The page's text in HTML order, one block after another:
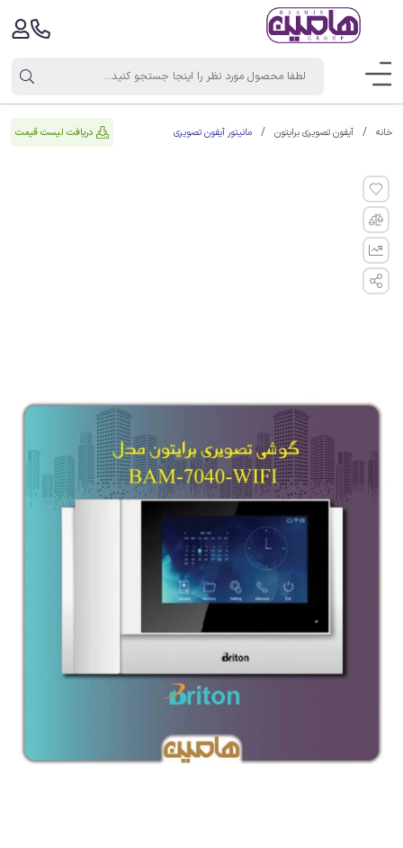
خانه آیفون تصویری برایتون مانیتور آیفون تصویری دریافت لیست قیمت